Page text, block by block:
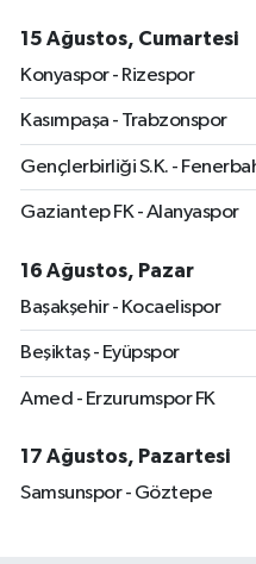
15 Ağustos, Cumartesi
Konyaspor - Rizespor
Kasımpaşa - Trabzonspor
Gençlerbirliği S.K. -
Gaziantep FK - Alanyaspor
16 Ağustos, Pazar
Başakşehir - Kocaelispor
Beşiktaş - Eyüpspor
Amed - Erzurumspor FK
17 Ağustos, Pazartesi
Samsunspor - Göztepe